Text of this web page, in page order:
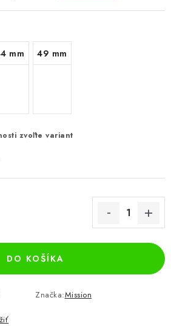
mm 49 mm
zvoľte variant
DO KOŠÍKA
Značka:Mission